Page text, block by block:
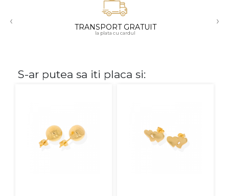
18K
‹ TRANSPORT GRATUIT
la plata cu cardul
›
S-ar putea sa iti placa si: